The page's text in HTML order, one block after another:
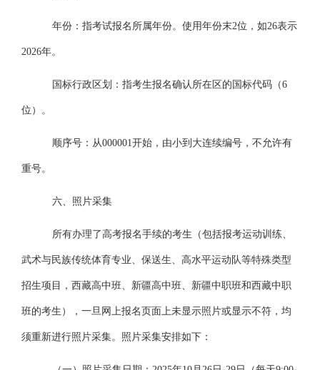
年份：指考试报名所属年份。使用年份末2位，如26表示
2026年。
国标行政区划：指考生报名确认所在区的国标代码（6
位）。
顺序号：从000001开始，由小到大连续编号，不允许有
重号。
六、照片采集
所有办理了高考报名手续的考生（包括报考运动训练、
武术与民族传统体育专业、保送生、高水平运动队等特殊类型
招生项目，西藏高中班、新疆高中班、新疆中职班和西藏中职
班的考生），一旦网上报名页面上未显示照片或显示不符，均
须重新进行照片采集。照片采集安排如下：